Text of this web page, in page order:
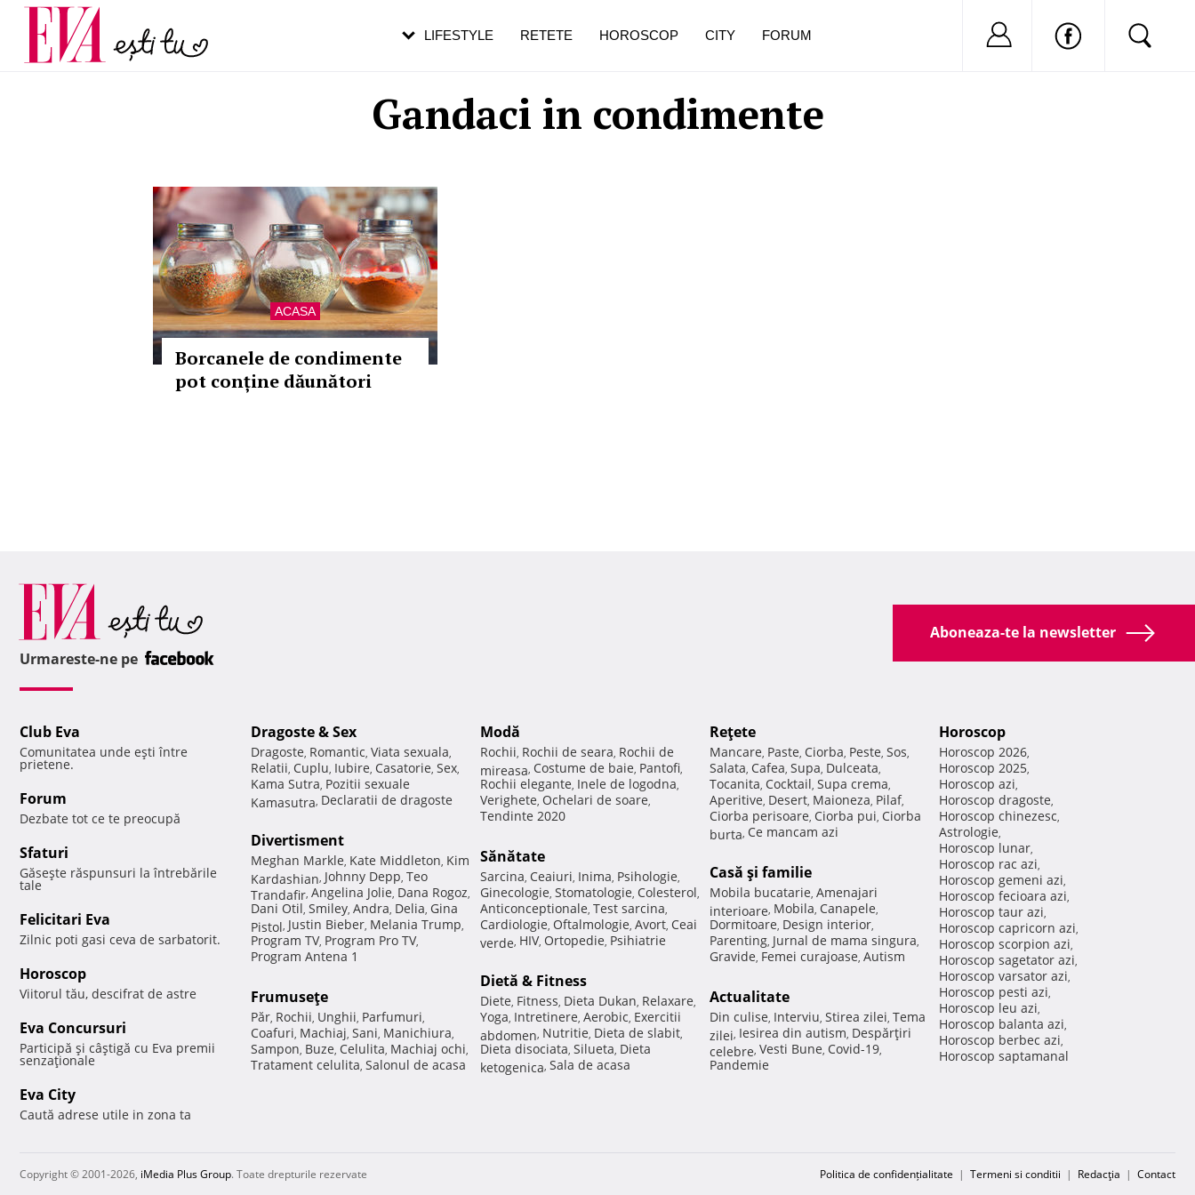
Gandaci in condimente
ACASA
Borcanele de condimente
pot conține dăunători
LIFESTYLE RETETE HOROSCOP CITY FORUM Nu ai cont?
Carieră
Actualitate
pe măsură ce înaintezi în vârstă
Aboneaza-te la newsletter
Urmareste-ne pe
Club Eva
Comunitatea unde eşti între
prietene.
Forum
Dezbate tot ce te preocupă
Sfaturi
Găseşte răspunsuri la întrebările
tale
Felicitari Eva
Zilnic poti gasi ceva de sarbatorit.
Horoscop
Viitorul tău, descifrat de astre
Eva Concursuri
Participă şi câştigă cu Eva premii
senzaţionale
Eva City
Caută adrese utile in zona ta
Dragoste & Sex
Dragoste, Romantic, Viata sexuala,
Relatii, Cuplu, Iubire, Casatorie, Sex,
Kama Sutra, Pozitii sexuale
Kamasutra, Declaratii de dragoste
Divertisment
Meghan Markle, Kate Middleton, Kim
Kardashian, Johnny Depp, Teo
Trandafir, Angelina Jolie, Dana Rogoz,
Dani Otil, Smiley, Andra, Delia, Gina
Pistol, Justin Bieber, Melania Trump,
Program TV, Program Pro TV,
Program Antena 1
Frumuseţe
Păr, Rochii, Unghii, Parfumuri,
Coafuri, Machiaj, Sani, Manichiura,
Sampon, Buze, Celulita, Machiaj ochi,
Tratament celulita, Salonul de acasa
Modă
Rochii, Rochii de seara, Rochii de
mireasa, Costume de baie, Pantofi,
Rochii elegante, Inele de logodna,
Verighete, Ochelari de soare,
Tendinte 2020
Sănătate
Sarcina, Ceaiuri, Inima, Psihologie,
Ginecologie, Stomatologie, Colesterol,
Anticonceptionale, Test sarcina,
Cardiologie, Oftalmologie, Avort, Ceai
verde, HIV, Ortopedie, Psihiatrie
Dietă & Fitness
Diete, Fitness, Dieta Dukan, Relaxare,
Yoga, Intretinere, Aerobic, Exercitii
abdomen, Nutritie, Dieta de slabit,
Dieta disociata, Silueta, Dieta
ketogenica, Sala de acasa
Reţete
Mancare, Paste, Ciorba, Peste, Sos,
Salata, Cafea, Supa, Dulceata,
Tocanita, Cocktail, Supa crema,
Aperitive, Desert, Maioneza, Pilaf,
Ciorba perisoare, Ciorba pui, Ciorba
burta, Ce mancam azi
Casă şi familie
Mobila bucatarie, Amenajari
interioare, Mobila, Canapele,
Dormitoare, Design interior,
Parenting, Jurnal de mama singura,
Gravide, Femei curajoase, Autism
Actualitate
Din culise, Interviu, Stirea zilei, Tema
zilei, Iesirea din autism, Despărţiri
celebre, Vesti Bune, Covid-19,
Pandemie
Horoscop
Horoscop 2026,
Horoscop 2025,
Horoscop azi,
Horoscop dragoste,
Horoscop chinezesc,
Astrologie,
Horoscop lunar,
Horoscop rac azi,
Horoscop gemeni azi,
Horoscop fecioara azi,
Horoscop taur azi,
Horoscop capricorn azi,
Horoscop scorpion azi,
Horoscop sagetator azi,
Horoscop varsator azi,
Horoscop pesti azi,
Horoscop leu azi,
Horoscop balanta azi,
Horoscop berbec azi,
Horoscop saptamanal
Copyright © 2001-2026, iMedia Plus Group. Toate drepturile rezervate Politica de confidențialitate | Termeni si conditii | Redacţia | Contact